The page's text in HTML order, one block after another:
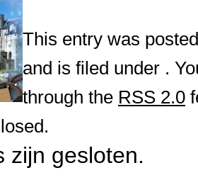
This entry was
and is filed under .
through the RSS 2.0
zijn gesloten.